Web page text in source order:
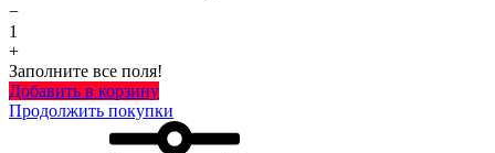
−
1
+
Заполните все поля!
Добавить в корзину
Продолжить покупки